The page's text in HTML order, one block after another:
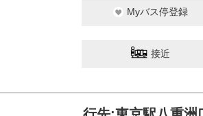
Myバス停登録
接近